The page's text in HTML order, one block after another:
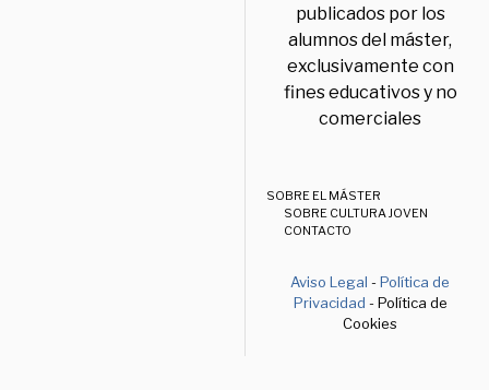
publicados por los
alumnos del máster,
exclusivamente con
fines educativos y no
comerciales
SOBRE EL MÁSTER
SOBRE CULTURA JOVEN
CONTACTO
Aviso Legal -Política de
Privacidad - Política de
Cookies